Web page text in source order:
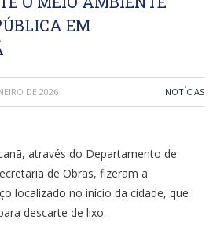
EM
DE 2026 NOTÍCIAS
através do Departamento de
de Obras, fizeram a
localizado no início da cidade, que
descarte de lixo.